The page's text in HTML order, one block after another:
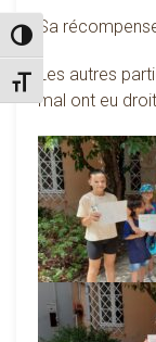
Passer en contraste
Changer la taille de
Sa
Les autres
mal ont eu